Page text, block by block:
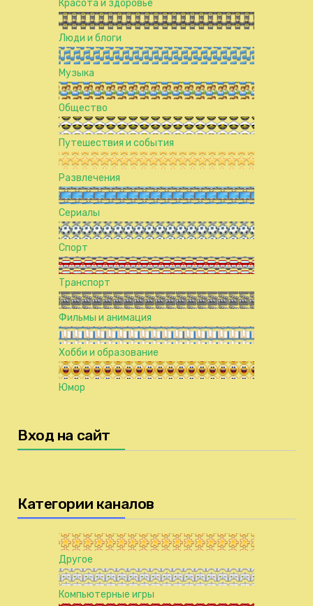
Красота и здоровье
Люди и блоги
Музыка
Общество
Путешествия и события
Развлечения
Сериалы
Спорт
Транспорт
Фильмы и анимация
Хобби и образование
Юмор
Вход на сайт
Категории каналов
Другое
Компьютерные игры